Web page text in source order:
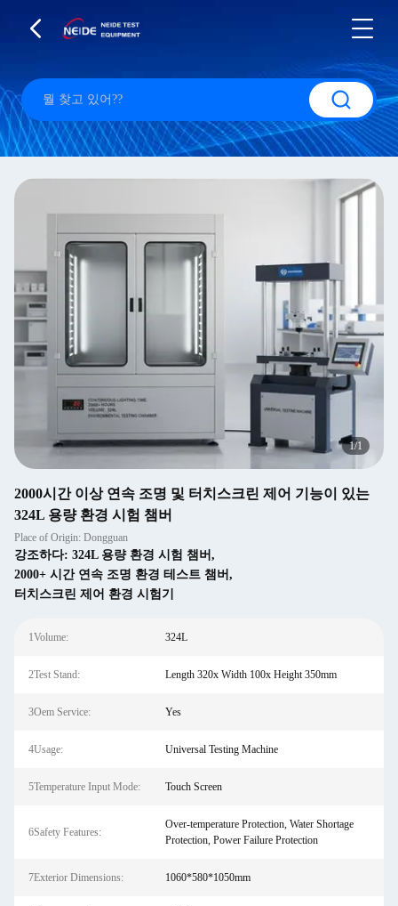
1/1
2000시간 이상 연속 조명 및 터치스크린 제어 기능이 있는
324L 용량 환경 시험 챔버
Place of Origin: Dongguan
강조하다: 324L 용량 환경 시험 챔버 ,
2000+ 시간 연속 조명 환경 테스트 챔버 ,
터치스크린 제어 환경 시험기
1Volume: 324L
2Test Stand: Length 320x Width 100x Height 350mm
3Oem Service: Yes
4Usage: Universal Testing Machine
5Temperature Input Mode: Touch Screen
6Safety Features:
Over-temperature Protection, Water Shortage
Protection, Power Failure Protection
7Exterior Dimensions: 1060*580*1050mm